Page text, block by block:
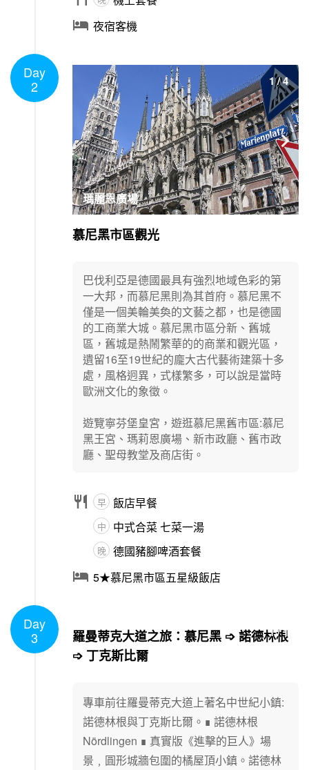
 夜宿客機
Day
2
慕尼黑市區觀光
巴伐利亞是德國最具有強烈地域色彩的第
一大邦，而慕尼黑則為其首府。慕尼黑不
僅是一個美輪美奐的文藝之都，也是德國
的工商業大城。慕尼黑市區分新、舊城
區，舊城是熱鬧繁華的的商業和觀光區，
遺留16至19世紀的龐大古代藝術建築十多
處，風格迥異，式樣繁多，可以說是當時
歐洲文化的象徵。
遊覽寧芬堡皇宮，遊逛慕尼黑舊市區:慕尼
黑王宮、瑪莉恩廣場、新市政廳、舊市政
廳、聖母教堂及商店街。
 早 飯店早餐
中 中式合菜 七菜一湯
晚 德國豬腳啤酒套餐
 5★慕尼黑市區五星級飯店
瑪麗恩廣場
1/4

Day
3
羅曼蒂克大道之旅：慕尼黑 ➩ 諾德林根
➩ 丁克斯比爾
專車前往羅曼蒂克大道上著名中世紀小鎮:
諾德林根與丁克斯比爾。∎ 諾德林根
Nördlingen ∎ 真實版《進擊的巨人》場
景﹐圓形城牆包圍的橘屋頂小鎮。諾德林
1/1